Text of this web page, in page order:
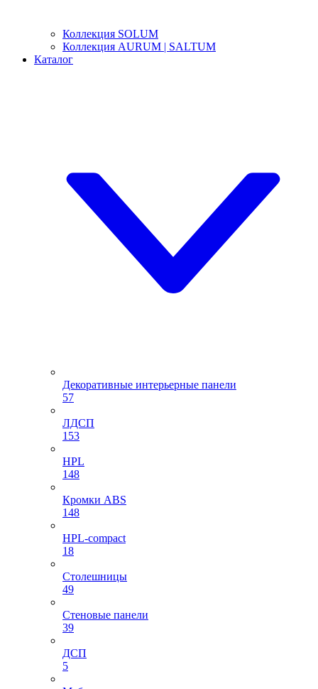
Коллекция SOLUM
Коллекция AURUM | SALTUM
Каталог
Декоративные интерьерные панели
57
ЛДСП
153
HPL
148
Кромки ABS
148
HPL-compact
18
Столешницы
49
Стеновые панели
39
ДСП
5